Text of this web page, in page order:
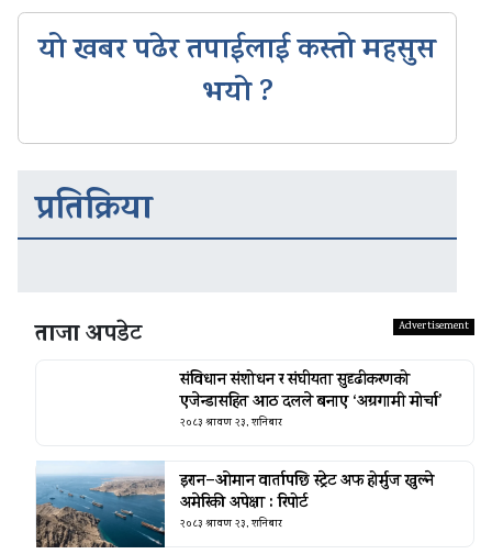
यो खबर पढेर तपाईलाई कस्तो महसुस
भयो ?
प्रतिक्रिया
ताजा अपडेट
संविधान संशोधन र संघीयता सुदृढीकरणको
एजेन्डासहित आठ दलले बनाए ‘अग्रगामी मोर्चा’
२०८३ श्रावण २३, शनिबार
इरान–ओमान वार्तापछि स्ट्रेट अफ होर्मुज खुल्ने
अमेरिकी अपेक्षा : रिपोर्ट
२०८३ श्रावण २३, शनिबार